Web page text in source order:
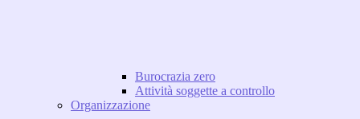
Burocrazia zero
Attività soggette a controllo
Organizzazione